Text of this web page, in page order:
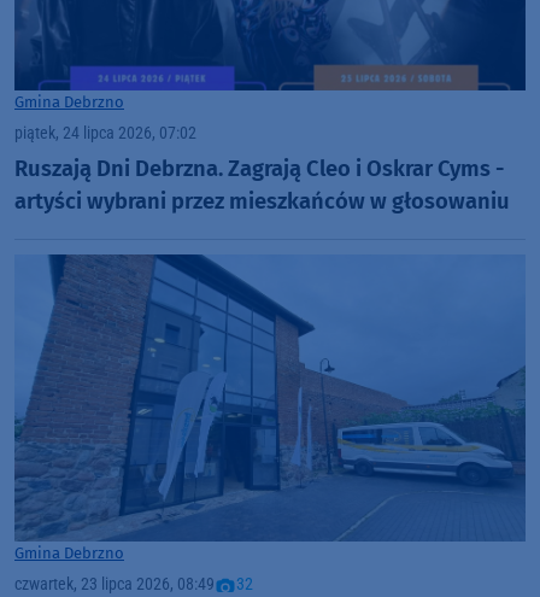
Gmina Debrzno
piątek, 24 lipca 2026, 07:02
Ruszają Dni Debrzna. Zagrają Cleo i Oskrar Cyms -
artyści wybrani przez mieszkańców w głosowaniu
Gmina Debrzno
czwartek, 23 lipca 2026, 08:49 32